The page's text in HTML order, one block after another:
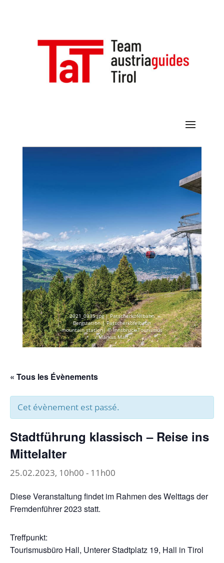
2021_0335.jpg | Patscherkofelbahn
Bergstation | Patscherkofelbahn
mountain station| © Innsbruck Tourismus
/ Markus Mair
« Tous les Évènements
Cet évènement est passé.
Stadtführung klassisch – Reise ins
Mittelalter
25.02.2023, 10h00 - 11h00
Diese Veranstaltung findet im Rahmen des Welttags der
Fremdenführer 2023 statt.
Treffpunkt:
Tourismusbüro Hall, Unterer Stadtplatz 19, Hall in Tirol